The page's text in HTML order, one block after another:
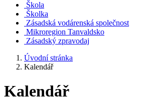
Škola
Školka
Zásadská vodárenská společnost
Mikroregion Tanvaldsko
Zásadský zpravodaj
Úvodní stránka
Kalendář
Kalendář